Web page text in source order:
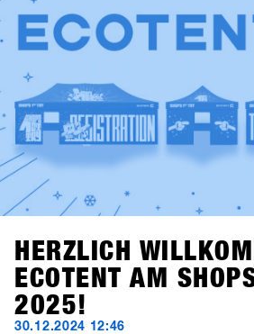
vediamo l’ora di rivedervi il prossimo
SHOPS 1st TRY torna a Hochfügen
2026!
HERZLICH
ECOTENT AM
2025!
30.12.2024 12:46